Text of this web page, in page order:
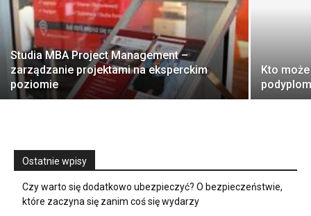
Studia MBA Project Management –
zarządzanie projektami na eksperckim
poziomie
Kto
Ostatnie wpisy
Czy warto się dodatkowo ubezpieczyć? O bezpieczeństwie,
które zaczyna się zanim coś się wydarzy